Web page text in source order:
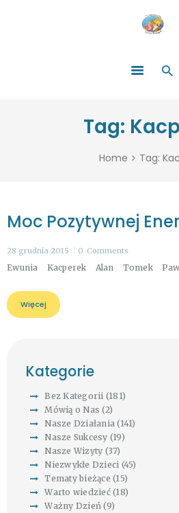
Tag:
Home Tag:
ZOSTAŃ
WYDARZENIA
PARTNERZY
Moc Pozytywnej
28 grudnia 2015 0 Comments
Ewunia Kacperek Alan Tomek
Więcej
Kategorie
Bez Kategorii (181)
Mówią o Nas (2)
Nasze Działania (141)
Nasze Sukcesy (19)
Nasze Wizyty (37)
Niezwykłe Dzieci (45)
Tematy bieżące (15)
Warto wiedzieć(18)
Ważny Dzień (9)